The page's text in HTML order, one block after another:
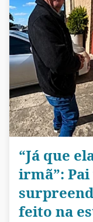
“Já que
irmã”:
feito na